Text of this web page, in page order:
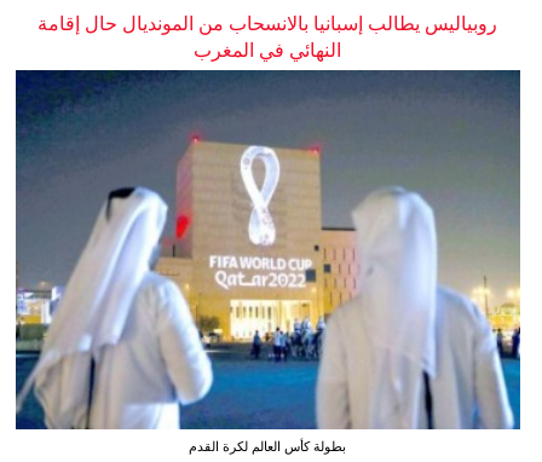
روبياليس يطالب إسبانيا بالانسحاب من المونديال حال إقامة
النهائي في المغرب
بطولة كأس العالم لكرة القدم